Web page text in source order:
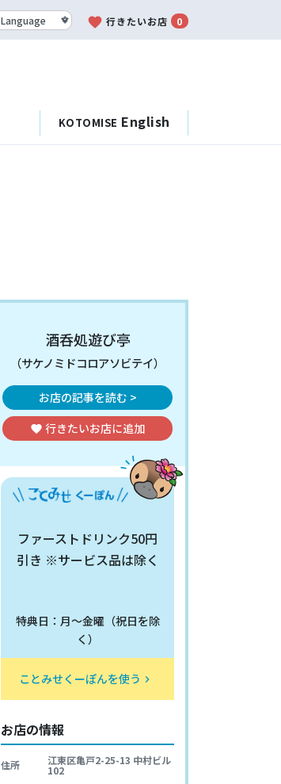
favorite 行きたいお店 0
KOTOMISE English
酒呑処遊び亭
（サケノミドコロアソビテイ）
お店の記事を読む >
favorite 行きたいお店に追加
ファーストドリンク50円
引き ※サービス品は除く
特典日：月～金曜（祝日を除
く）
ことみせくーぽんを使う keyboard_arrow_right
お店の情報
住所 江東区亀戸2-25-13 中村ビル
102